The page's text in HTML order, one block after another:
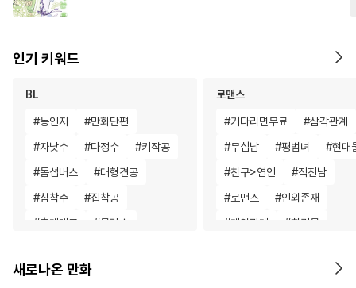
인기 키워드
BL
#동인지 #만화단편
#자낮수 #다정수 #키작공
#돔섭버스 #대형견공
#침착수 #집착공
#츤데레공 #문란수
#배틀연애
로맨스
#기다리면무료 #삼각관계
#무심남 #평범녀 #현대
#친구>연인 #직진남
#로맨스 #인외존재
#계약관계 #회귀물
소년
새로나온 만화